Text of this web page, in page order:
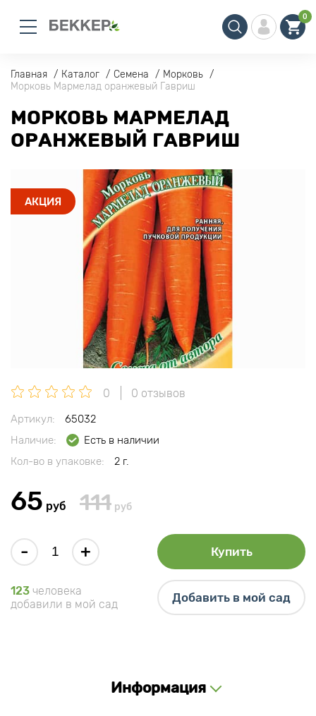
0
Главная Каталог Семена
Морковь
Морковь Мармелад оранжевый Гавриш
МОРКОВЬ МАРМЕЛАД
ОРАНЖЕВЫЙ ГАВРИШ
АКЦИЯ
0 0 отзывов
Артикул:
65032
Наличие:
Есть в наличии
Кол-во в упаковке:
2 г.
65 руб 111 руб
- + Купить
123 человека
добавили в мой сад
Добавить в мой сад
Информация